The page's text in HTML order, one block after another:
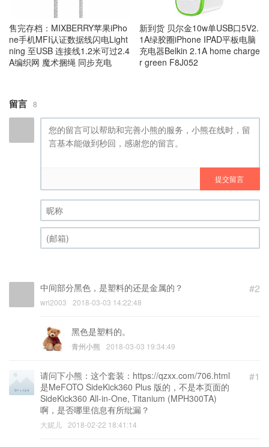
售完存档：MIXBERRY苹果iPho
ne手机MFI认证数据线闪电Light
ning 至USB 连接线1.2米可过2.4
A编织网 魔术捆绳 同步充电
新到货 贝尔金10w单USB口5V2.
1A绿胶圈iPhone IPAD平板电脑
充电器Belkin 2.1A home charge
r green F8J052
留言 8
提交留言
昵称 (必填)
#2
中间部分黑色，是塑料的还是金属的？
wrl2003 2018-03-03 14:22:48
黑色是塑料的。
青州小熊 2018-03-03 19:34:49
#1
请问下小熊：这个套装：https://qzxx.com/706.html
是MeFOTO SideKick360 Plus 版的，不是本页面的
SideKick360 All-in-One, Titanium (MPH300TA)
啊，是否哪里信息有所纰漏？
大妮儿 2018-02-22 18:41:14